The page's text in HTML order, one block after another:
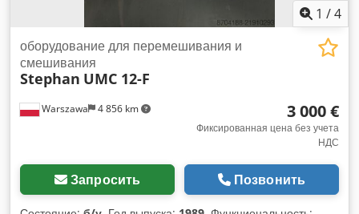
1 /4
Warszawa 4 856 km
оборудование для перемешивания и
смешивания
Stephan UMC 12-F
3 000 €
Фиксированная цена без учета
НДС
Запросить Позвонить